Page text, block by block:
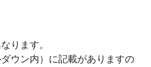
ります。
ウン内）に記載がありますの